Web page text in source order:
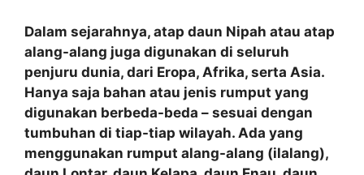
Dalam sejarahnya, atap daun Nipah atau atap
alang-alang juga digunakan di seluruh
penjuru dunia, dari Eropa, Afrika, serta Asia.
Hanya saja bahan atau jenis rumput yang
digunakan berbeda-beda – sesuai dengan
tumbuhan di tiap-tiap wilayah. Ada yang
menggunakan rumput alang-alang (ilalang),